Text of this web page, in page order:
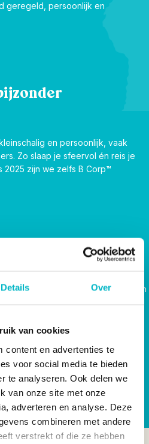
Details Over
van cookies
content en advertenties te
voor social media te bieden
te analyseren. Ook delen we
van onze site met onze
adverteren en analyse. Deze
combineren met andere
verstrekt of die ze hebben
geregeld, persoonlijk en
en persoonlijk, vaak
Zo slaap je sfeervol én reis je
2025 zijn we zelfs B Corp™
plekjes
kiezen de slimste routes, weg van
naar de plekken waar je het land
door reizigers.
zekerheden